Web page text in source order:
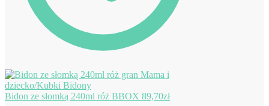
Bidon ze słomką 240ml róż BBOX 89,70zł